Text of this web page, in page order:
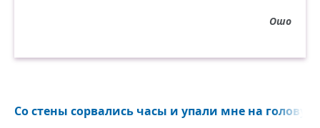
Ошо
Со стены сорвались часы и упали мне на голову